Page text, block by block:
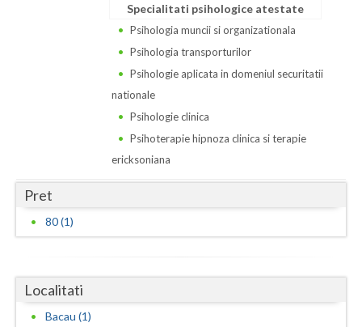
Hunedoara
Ialomita
Ilfov
Maramures
Specialitati psihologice atestate
Psihologia muncii si organizationala
Psihologia transporturilor
Psihologie aplicata in domeniul securitatii
nationale
Psihologie clinica
Psihoterapie hipnoza clinica si terapie
ericksoniana
Pret
80 (1)
Localitati
Bacau (1)